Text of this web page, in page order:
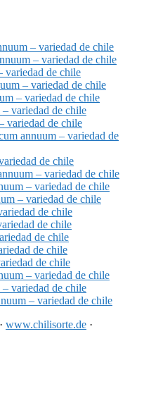
– variedad de chile
– variedad de chile
variedad de chile
– variedad de chile
– variedad de chile
variedad de chile
variedad de chile
annuum – variedad de
de chile
– variedad de chile
– variedad de chile
– variedad de chile
de chile
de chile
de chile
de chile
de chile
– variedad de chile
variedad de chile
– variedad de chile
· www.chilisorte.de ·